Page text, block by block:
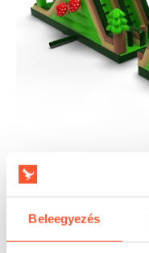
Beleegyezés
Kinek ajánlott?
Ez ésszerű választás